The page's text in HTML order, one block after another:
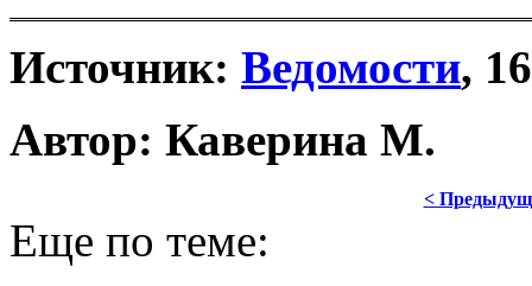
Источник: Ведомости,
Автор: Каверина М.
<
Еще по теме: